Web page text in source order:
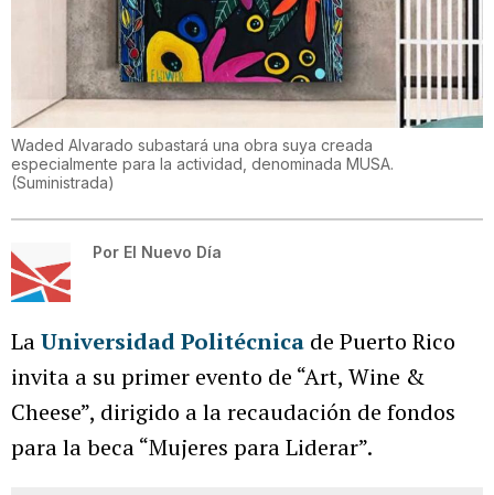
Waded Alvarado subastará una obra suya creada
especialmente para la actividad, denominada MUSA.
(Suministrada)
Por El Nuevo Día
LaUniversidad Politécnica de Puerto Rico
invita a su primer evento de “Art, Wine &
Cheese”, dirigido a la recaudación de fondos
para la beca “Mujeres para Liderar”.